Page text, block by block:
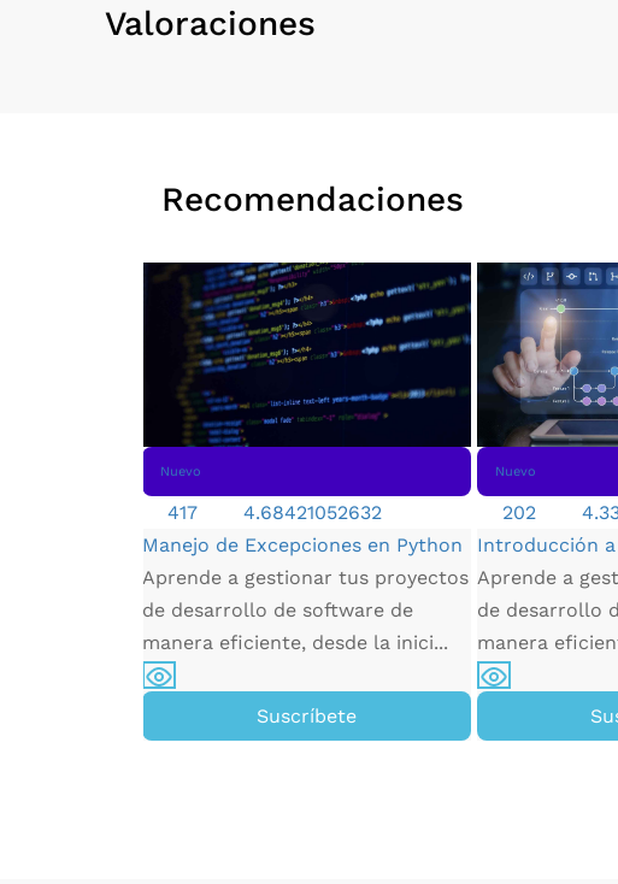
Valoraciones
Recomendaciones
Nuevo
417
4.68421052632
Manejo de Excepciones en Python
Aprende a gestionar tus proyectos
de desarrollo de software de
manera eficiente, desde la inici...
Suscríbete
Nuevo
202
Introducción a
Aprende a
de desarrollo
manera